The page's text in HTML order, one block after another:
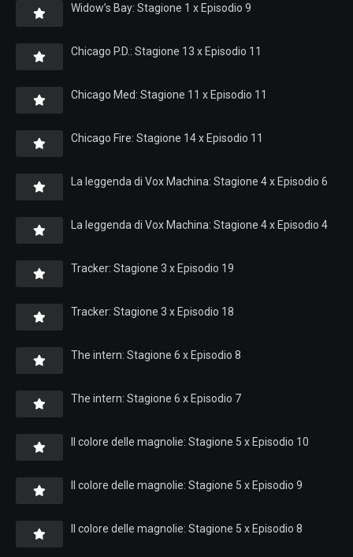
Widow’s Bay: Stagione 1 x Episodio 9
Chicago P.D.: Stagione 13 x Episodio 11
Chicago Med: Stagione 11 x Episodio 11
Chicago Fire: Stagione 14 x Episodio 11
La leggenda di Vox Machina: Stagione 4 x Episodio 6
La leggenda di Vox Machina: Stagione 4 x Episodio 4
Tracker: Stagione 3 x Episodio 19
Tracker: Stagione 3 x Episodio 18
The intern: Stagione 6 x Episodio 8
The intern: Stagione 6 x Episodio 7
Il colore delle magnolie: Stagione 5 x Episodio 10
Il colore delle magnolie: Stagione 5 x Episodio 9
Il colore delle magnolie: Stagione 5 x Episodio 8